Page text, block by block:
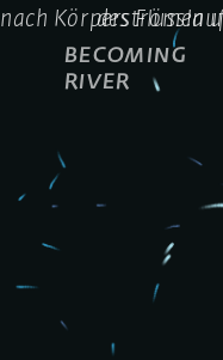
BECOMING
RIVER
des
nach Körperströmen